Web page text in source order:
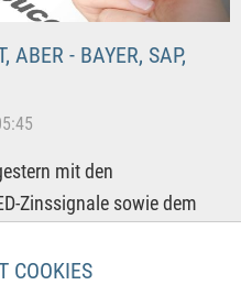
COOKIES
ABER - BAYER, SAP,
mit den
Zinssignale sowie dem
geben, obwohl die